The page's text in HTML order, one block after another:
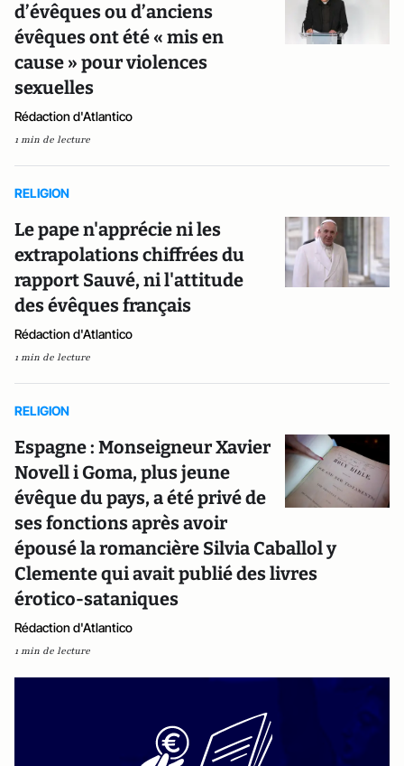
d’évêques ou d’anciens
évêques ont été « mis en
cause » pour violences
sexuelles
Rédaction d'Atlantico
1 min de lecture
RELIGION
Le pape n'apprécie ni les
extrapolations chiffrées du
rapport Sauvé, ni l'attitude
des évêques français
Rédaction d'Atlantico
1 min de lecture
RELIGION
Espagne : Monseigneur Xavier
Novell i Goma, plus jeune
évêque du pays, a été privé de
ses fonctions après avoir
épousé la romancière Silvia Caballol y
Clemente qui avait publié des livres
érotico-sataniques
Rédaction d'Atlantico
1 min de lecture